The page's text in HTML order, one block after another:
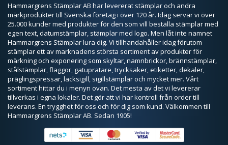
Hammargrens Stämplar AB har levererat stämplar och andra
märkprodukter till Svenska företag i över 120 år. Idag servar vi över
25.000 kunder med produkter för den som vill beställa stämplar med
egen text, datumstämplar, stämplar med logo. Men låt inte namnet
Hammargrens Stämplar lura dig. Vi tillhandahåller idag förutom
stämplar ett av marknadens största sortiment av produkter för
märkning och exponering som skyltar, namnbrickor, brännstämplar,
stålstämplar, flaggor, gatupratare, trycksaker, etiketter, dekaler,
präglingspressar, lacksigill, sigillstämplar och mycket mer. Vårt
sortiment hittar du i menyn ovan. Det mesta av det vi levererar
tillverkas i egna lokaler. Det gör att vi har kontroll från order till
leverans. En trygghet för oss och för dig som kund. Välkommen till
Hammargrens Stämplar AB. Sedan 1905!